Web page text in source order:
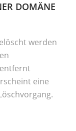
DOMÄNE
werden
eine